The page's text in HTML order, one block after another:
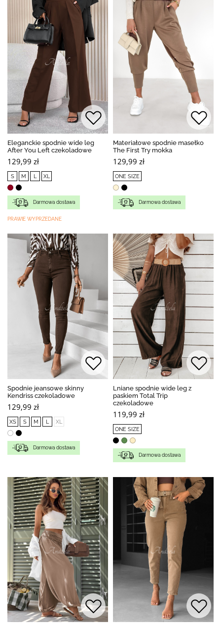
Eleganckie spodnie wide leg
After You Left czekoladowe
129,99 zł
S M L XL
Darmowa dostawa
PRAWIE WYPRZEDANE
Materiałowe spodnie masełko
The First Try mokka
129,99 zł
ONE SIZE
Darmowa dostawa
Spodnie jeansowe skinny
Kendriss czekoladowe
129,99 zł
XS S M L XL
Darmowa dostawa
Lniane spodnie wide leg z
paskiem Total Trip
czekoladowe
119,99 zł
ONE SIZE
Darmowa dostawa